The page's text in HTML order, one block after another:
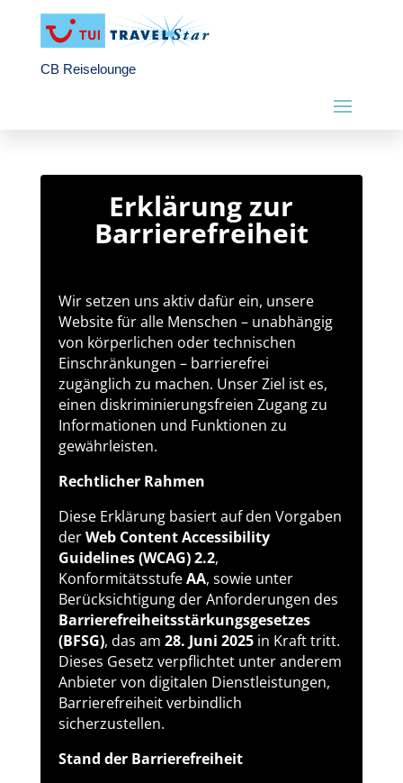
CB Reiselounge
Erklärung zur
Barrierefreiheit
Wir setzen uns aktiv dafür ein, unsere
Website für alle Menschen – unabhängig
von körperlichen oder technischen
Einschränkungen – barrierefrei
zugänglich zu machen. Unser Ziel ist es,
einen diskriminierungsfreien Zugang zu
Informationen und Funktionen zu
gewährleisten.
Rechtlicher Rahmen
Diese Erklärung basiert auf den Vorgaben
derWeb Content Accessibility
Guidelines (WCAG) 2.2,
KonformitätsstufeAA, sowie unter
Berücksichtigung der Anforderungen des
Barrierefreiheitsstärkungsgesetzes
(BFSG), das am 28. Juni 2025in Kraft tritt.
Dieses Gesetz verpflichtet unter anderem
Anbieter von digitalen Dienstleistungen,
Barrierefreiheit verbindlich
sicherzustellen.
Stand der Barrierefreiheit